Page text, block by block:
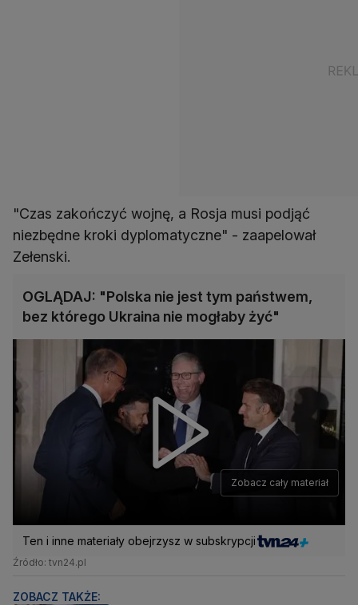
"Czas zakończyć wojnę, a Rosja musi podjąć
niezbędne kroki dyplomatyczne" - zaapelował
Zełenski.
OGLĄDAJ: "Polska nie jest tym państwem,
bez którego Ukraina nie mogłaby żyć"
Zobacz cały materiał
Ten i inne materiały obejrzysz w subskrypcji
Źródło: tvn24.pl
ZOBACZ TAKŻE: